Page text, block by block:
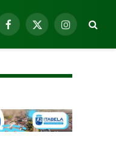
Facebook
X
Instagram